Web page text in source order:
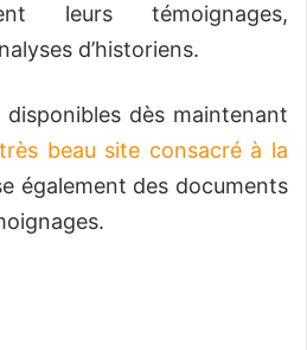
leurs témoignages,
d’historiens.
dès maintenant
très beau site consacré à la
également des documents